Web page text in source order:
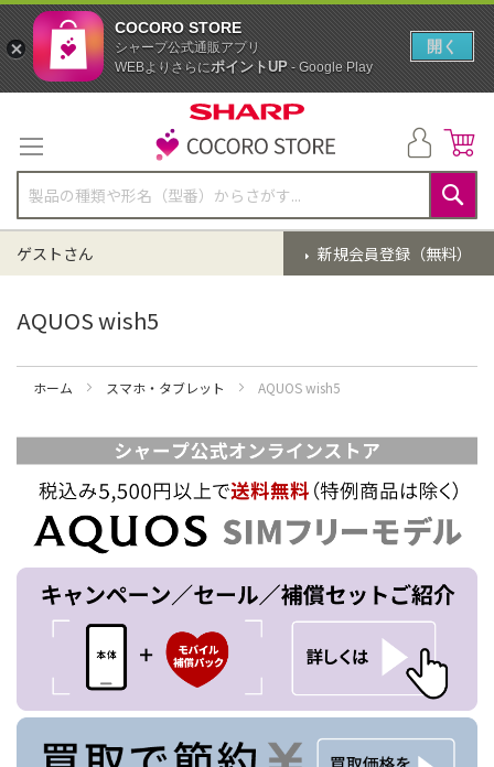
テ
ン
ツ
に
ス
キ
ッ
検
索
新規会員登録（無料）
ゲストさん
AQUOS wish5
ホーム スマホ・タブレット AQUOS wish5
COCORO STORE
シャープ公式通販アプリ
WEBよりさらにポイントUP- Google Play
開く